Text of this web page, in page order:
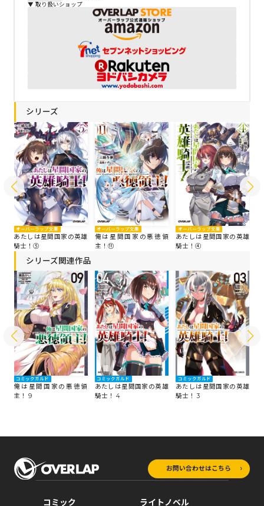
▼ 取り扱いショップ
シリーズ
オーバーラップ文庫
あたしは星間国家の英雄
騎士！⑤
オーバーラップ文庫
俺は星間国家の悪徳領
主！⑪
オーバーラップ文庫
あたしは星間国家の英雄
騎士！④
シリーズ関連作品
コミックガルド
俺は星間国家の悪徳領
主！ 9
コミックガルド
あたしは星間国家の英雄
騎士！ 4
コミックガルド
あたしは星間国家の英雄
騎士！ 3
お問い合わせはこちら
コミック ライトノベル